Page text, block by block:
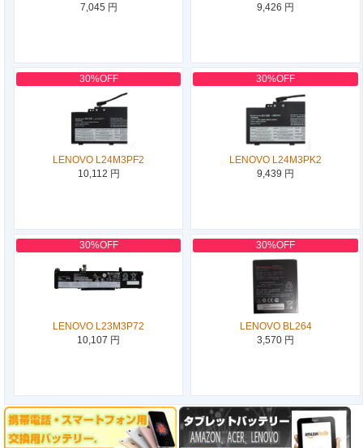
7,045 円
9,426 円
30%OFF
LENOVO L24M3PF2
10,112 円
30%OFF
LENOVO L24M3PK2
9,439 円
30%OFF
LENOVO L23M3P72
10,107 円
30%OFF
LENOVO BL264
3,570 円